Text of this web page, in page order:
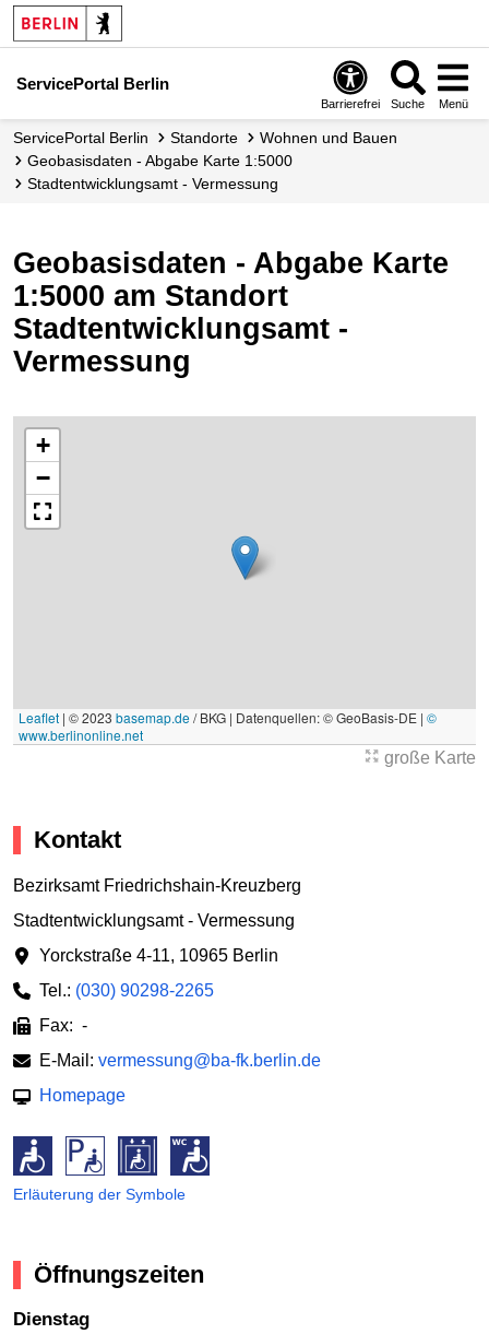
ServicePortal Berlin
Barrierefrei Suche Menü
ServicePortal Berlin Standorte
Wohnen und Bauen
Geobasisdaten - Abgabe Karte 1:5000
Stadtentwicklungsamt - Vermessung
Geobasisdaten - Abgabe Karte
1:5000 am Standort
Stadtentwicklungsamt -
Vermessung
+
−
Leaflet | © 2023 basemap.de/ BKG | Datenquellen: © GeoBasis-DE | ©
www.berlinonline.net
große Karte
Kontakt
Bezirksamt Friedrichshain-Kreuzberg
Stadtentwicklungsamt - Vermessung
Yorckstraße 4-11, 10965 Berlin
Tel.: (030) 90298-2265
Fax: -
E-Mail: vermessung@ba-fk.berlin.de
Homepage
Erläuterung der Symbole
Öffnungszeiten
Dienstag